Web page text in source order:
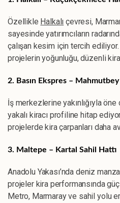
Özellikle Halkalı çevresi,
sayesinde yatırımcıların
çalışan kesim için tercih ediliyor.
projelerin yoğunluğu, düzenli
2. Basın Ekspres –
İş merkezlerine yakınlığıyla
yakalı kiracı profiline hitap
projelerde kira çarpanları daha
3. Maltepe – Kartal Sahil Hattı
Anadolu Yakası’nda deniz
projeler kira performansında
Metro, Marmaray ve sahil yolu